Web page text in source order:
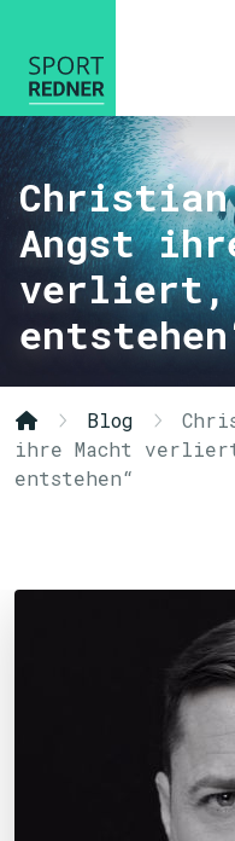
Christian
Angst
verliert,
Blog
ihre Macht
entstehen“